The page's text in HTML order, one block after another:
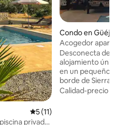
Calificación promedio: 5 de
5 (11)
privada
Condo en Güéjar
Acogedor
vistas
Desconecta de la
alojamiento único
en un pequeño
borde de Sierra
oportunidad de
Calidad-precio